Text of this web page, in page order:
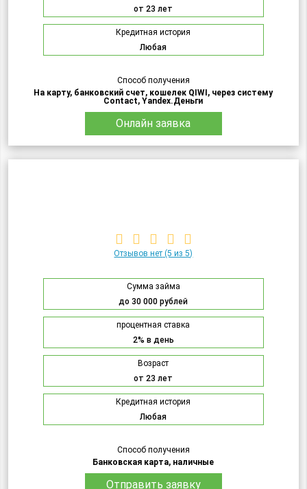
от 23 лет
Кредитная история
Любая
Способ получения
На карту, банковский счет, кошелек QIWI, через систему
Contact, Yandex.Деньги
Онлайн заявка
Отзывов нет (5 из 5)
Сумма займа
до 30 000 рублей
процентная ставка
2% в день
Возраст
от 23 лет
Кредитная история
Любая
Способ получения
Банковская карта, наличные
Отправить заявку